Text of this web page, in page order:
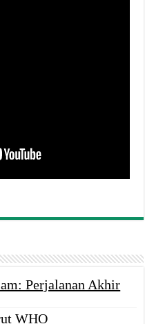
Perjalanan Akhir
WHO